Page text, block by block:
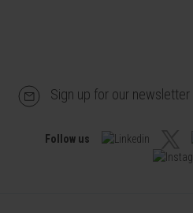
Sign up for our newsletter
Follow us